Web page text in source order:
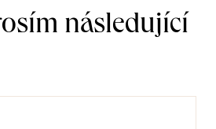
následující